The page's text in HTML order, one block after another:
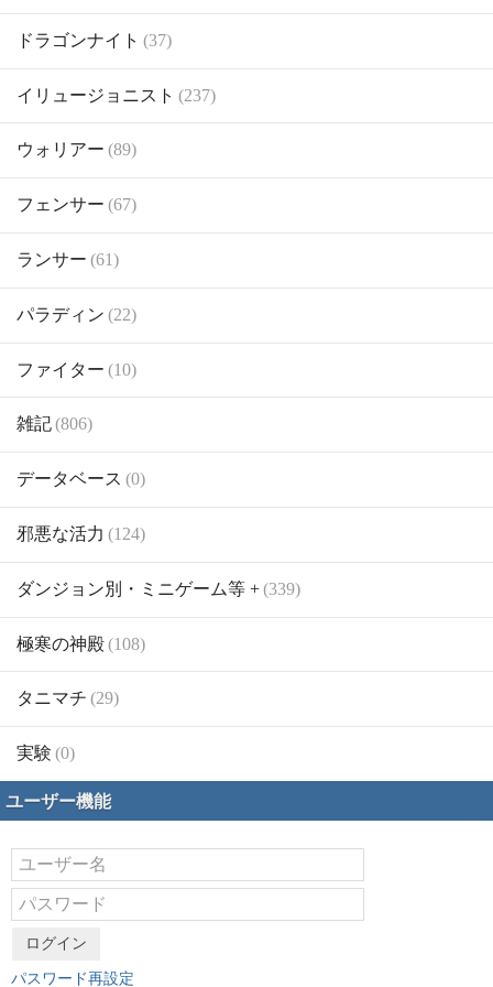
ドラゴンナイト (37)
イリュージョニスト (237)
ウォリアー (89)
フェンサー (67)
ランサー (61)
パラディン (22)
ファイター (10)
雑記(806)
データベース (0)
邪悪な活力 (124)
ダンジョン別・ミニゲーム等 +(339)
極寒の神殿(108)
タニマチ (29)
実験 (0)
ユーザー機能
ログイン
パスワード再設定